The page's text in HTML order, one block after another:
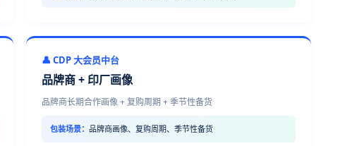
👤 CDP 大会员中台
品牌商 + 印厂画像
品牌商长期合作画像 + 复购周期 + 季节性备货
包装场景： 品牌商画像、复购周期、季节性备货